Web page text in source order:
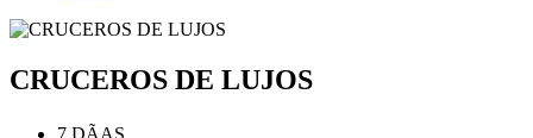
CRUCEROS DE LUJOS
7 DÃAS